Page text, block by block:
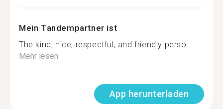
Mein Tandempartner ist
The kind, nice, respectful, and friendly perso...
Mehr lesen
App herunterladen